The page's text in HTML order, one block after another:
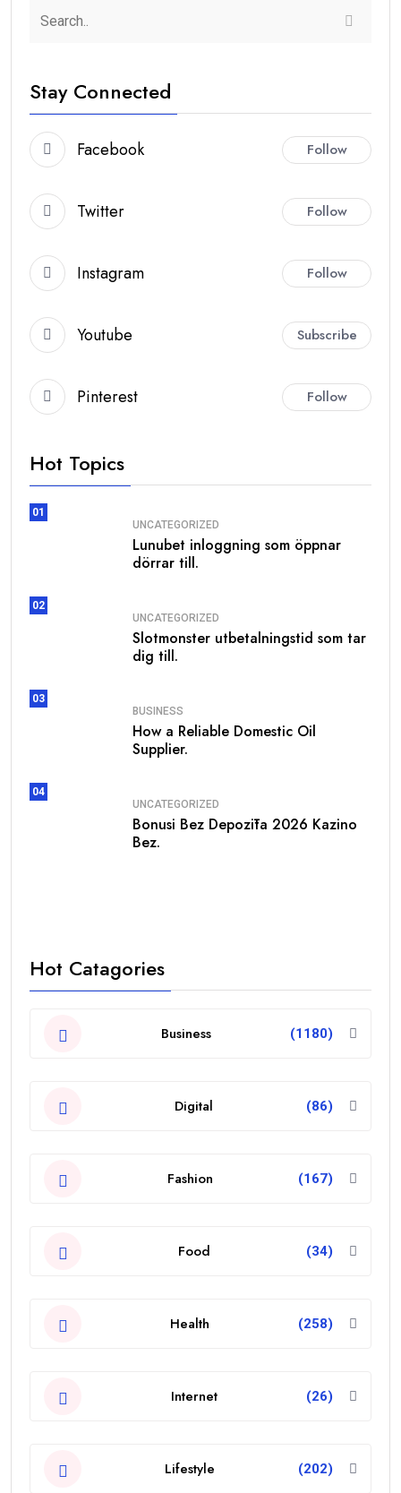
Stay Connected
Facebook Follow
Twitter Follow
Instagram Follow
Youtube Subscribe
Pinterest Follow
Hot Topics
01
UNCATEGORIZED
Lunubet inloggning som öppnar
dörrar till.
02
UNCATEGORIZED
Slotmonster utbetalningstid som tar
dig till.
03
BUSINESS
How a Reliable Domestic Oil
Supplier.
04
UNCATEGORIZED
Bonusi Bez Depozīta 2026 Kazino
Bez.
Hot Catagories
Business (1180)
Digital (86)
Fashion (167)
Food (34)
Health (258)
Internet (26)
Lifestyle (202)